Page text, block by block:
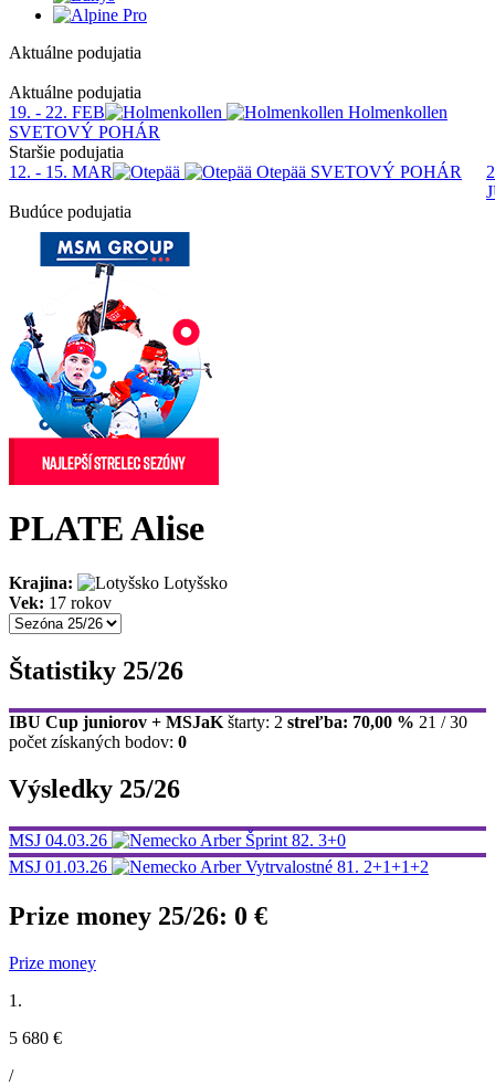
Aktuálne podujatia
Aktuálne podujatia
19. - 22. FEB
Holmenkollen
SVETOVÝ POHÁR
Staršie podujatia
12. - 15. MAR
Otepää SVETOVÝ POHÁR
Budúce podujatia
PLATE Alise
Krajina:
Lotyšsko
Vek: 17 rokov
Štatistiky 25/26
IBU Cup juniorov + MSJaK štarty: 2 streľba: 70,00 % 21 / 30
počet získaných bodov: 0
Výsledky 25/26
MSJ 04.03.26 Arber Šprint 82. 3+0
MSJ 01.03.26 Arber Vytrvalostné 81. 2+1+1+2
Prize money 25/26: 0 €
Prize money
1.
5 680 €
/